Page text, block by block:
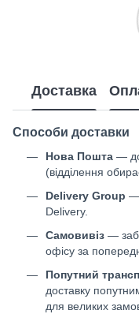
Доставка
Способи доставки
Нова Пошта —
(відділення
Delivery Group —
Delivery.
Самовивіз —
офісу за
Попутний
доставку
для великих